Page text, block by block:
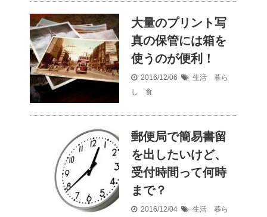
大量のプリント写
真の保管には箱を
使うのが便利！
2016/12/06
生活 暮ら
し 食
郵便局で簡易書留
を出したいけど、
受付時間って何時
まで？
2016/12/04
生活 暮ら